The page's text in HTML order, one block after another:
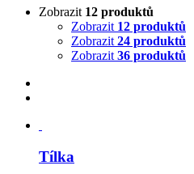
Zobrazit 12 produktů
Zobrazit 12 produktů
Zobrazit 24 produktů
Zobrazit 36 produktů
Tílka